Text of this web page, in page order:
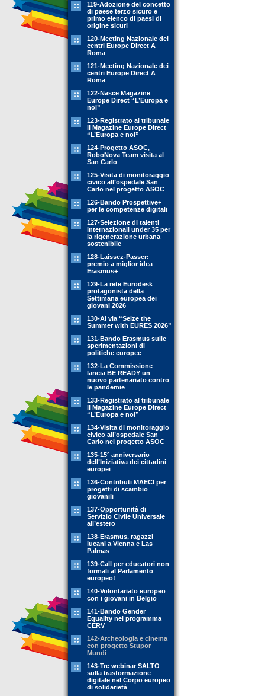
119-Adozione del concetto
di paese terzo sicuro e
primo elenco di paesi di
origine sicuri
120-Meeting Nazionale dei
centri Europe Direct A
Roma
121-Meeting Nazionale dei
centri Europe Direct A
Roma
122-Nasce Magazine
Europe Direct “L’Europa e
noi”
123-Registrato al tribunale
il Magazine Europe Direct
“L’Europa e noi”
124-Progetto ASOC,
RoboNova Team visita al
San Carlo
125-Visita di monitoraggio
civico all’ospedale San
Carlo nel progetto ASOC
126-Bando Prospettive+
per le competenze digitali
127-Selezione di talenti
internazionali under 35 per
la rigenerazione urbana
sostenibile
128-Laissez-Passer:
premio a miglior idea
Erasmus+
129-La rete Eurodesk
protagonista della
Settimana europea dei
giovani 2026
130-Al via “Seize the
Summer with EURES 2026”
131-Bando Erasmus sulle
sperimentazioni di
politiche europee
132-La Commissione
lancia BE READY un
nuovo partenariato contro
le pandemie
133-Registrato al tribunale
il Magazine Europe Direct
“L’Europa e noi”
134-Visita di monitoraggio
civico all’ospedale San
Carlo nel progetto ASOC
135-15° anniversario
dell’Iniziativa dei cittadini
europei
136-Contributi MAECI per
progetti di scambio
giovanili
137-Opportunità di
Servizio Civile Universale
all’estero
138-Erasmus, ragazzi
lucani a Vienna e Las
Palmas
139-Call per educatori non
formali al Parlamento
europeo!
140-Volontariato europeo
con i giovani in Belgio
141-Bando Gender
Equality nel programma
CERV
142-Archeologia e cinema
con progetto Stupor
Mundi
143-Tre webinar SALTO
sulla trasformazione
digitale nel Corpo europeo
di solidarietà